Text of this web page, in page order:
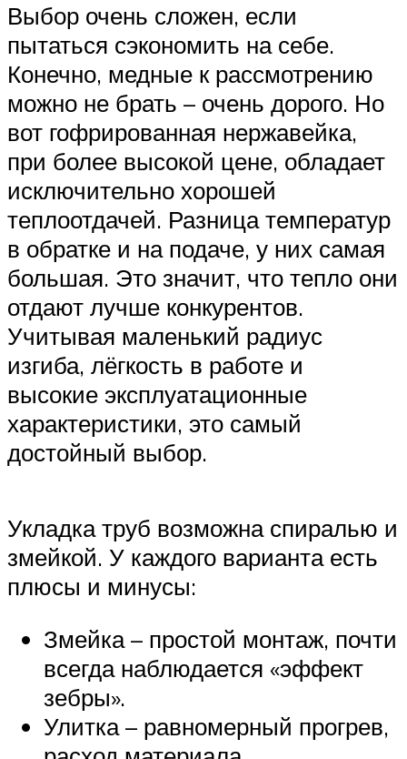
Выбор очень сложен, если
пытаться сэкономить на себе.
Конечно, медные к рассмотрению
можно не брать – очень дорого. Но
вот гофрированная нержавейка,
при более высокой цене, обладает
исключительно хорошей
теплоотдачей. Разница температур
в обратке и на подаче, у них самая
большая. Это значит, что тепло они
отдают лучше конкурентов.
Учитывая маленький радиус
изгиба, лёгкость в работе и
высокие эксплуатационные
характеристики, это самый
достойный выбор.
Укладка труб возможна спиралью и
змейкой. У каждого варианта есть
плюсы и минусы:
Змейка – простой монтаж, почти
всегда наблюдается «эффект
зебры».
Улитка – равномерный прогрев,